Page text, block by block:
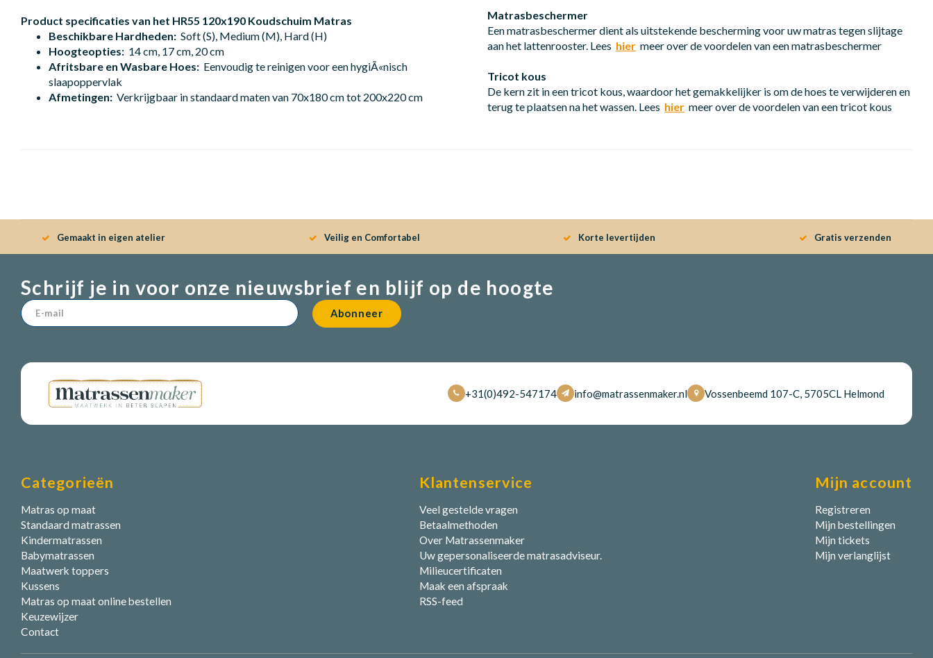
Product specificaties van het HR55 120x190 Koudschuim Matras
Beschikbare Hardheden: Soft (S), Medium (M), Hard (H)
Hoogteopties: 14 cm, 17 cm, 20 cm
Afritsbare en Wasbare Hoes: Eenvoudig te reinigen voor een hygiÃ«nisch
slaapoppervlak
Afmetingen: Verkrijgbaar in standaard maten van 70x180 cm tot 200x220 cm
Matrasbeschermer
Een matrasbeschermer dient als uitstekende bescherming voor uw matras tegen slijtage
aan het lattenrooster. Lees hier meer over de voordelen van een matrasbeschermer
Tricot kous
De kern zit in een tricot kous, waardoor het gemakkelijker is om de hoes te verwijderen en
terug te plaatsen na het wassen. Lees hier meer over de voordelen van een tricot kous
Gemaakt in eigen atelier Veilig en Comfortabel Korte levertijden Gratis verzenden
Schrijf je in voor onze nieuwsbrief en blijf op de hoogte
Abonneer
+31(0)492-547174 info@matrassenmaker.nl Vossenbeemd 107-C, 5705CL Helmond
Categorieën
Matras op maat
Standaard matrassen
Kindermatrassen
Babymatrassen
Maatwerk toppers
Kussens
Matras op maat online bestellen
Keuzewijzer
Contact
Klantenservice
Veel gestelde vragen
Betaalmethoden
Over Matrassenmaker
Uw gepersonaliseerde matrasadviseur.
Milieucertificaten
Maak een afspraak
RSS-feed
Mijn account
Registreren
Mijn bestellingen
Mijn tickets
Mijn verlanglijst